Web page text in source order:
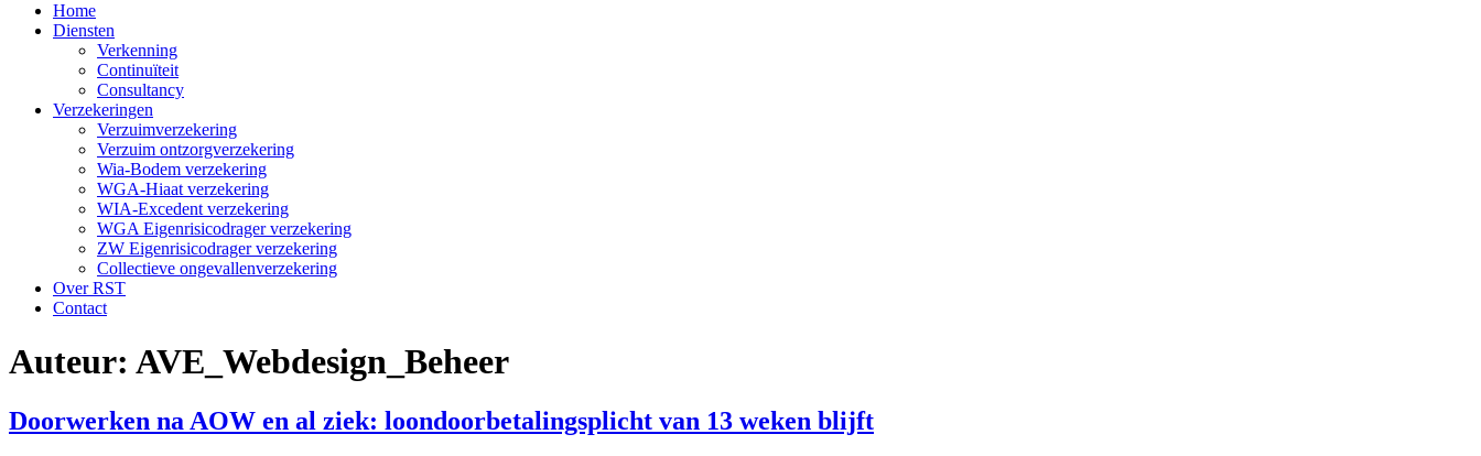
Home
Diensten
Verkenning
Continuïteit
Consultancy
Verzekeringen
Verzuimverzekering
Verzuim ontzorgverzekering
Wia-Bodem verzekering
WGA-Hiaat verzekering
WIA-Excedent verzekering
WGA Eigenrisicodrager verzekering
ZW Eigenrisicodrager verzekering
Collectieve ongevallenverzekering
Over RST
Contact
Auteur: AVE_Webdesign_Beheer
Doorwerken na AOW en al ziek: loondoorbetalingsplicht van 13 weken blijft